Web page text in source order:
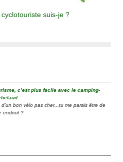
suis-je ?
c’est plus facile avec le camping-
bon vélo pas cher...tu me parais être de
endroit ?